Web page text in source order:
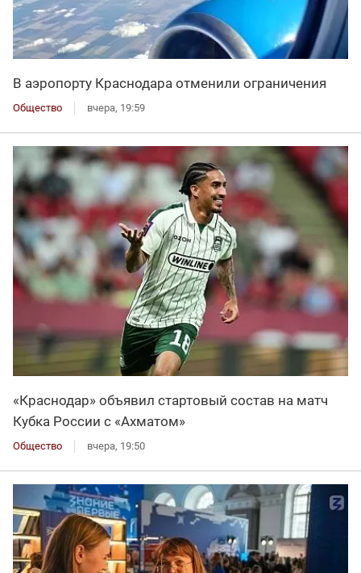
В аэропорту Краснодара отменили ограничения
Общество вчера, 19:59
«Краснодар» объявил стартовый состав на матч
Кубка России с «Ахматом»
Общество вчера, 19:50